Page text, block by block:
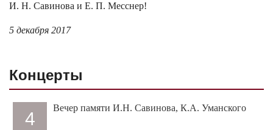
И. Н. Савинова и Е. П. Месснер!
5 декабря 2017
Концерты
4
Вечер памяти И.Н. Савинова, К.А. Уманского